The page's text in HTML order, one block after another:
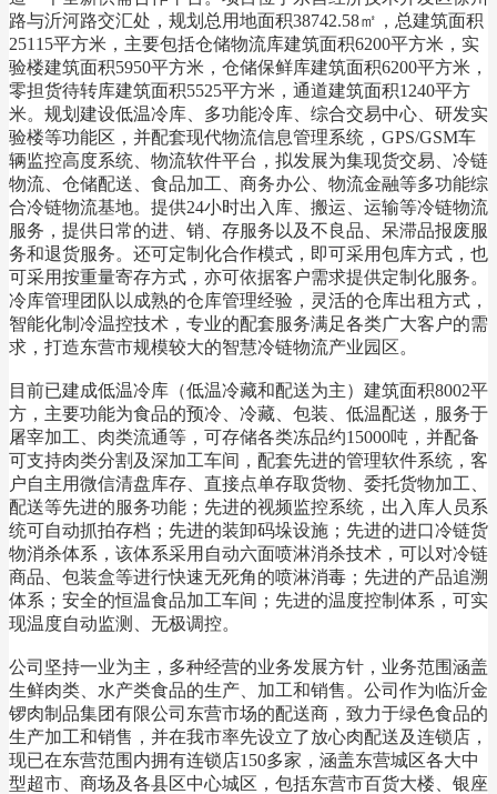
路与沂河路交汇处，规划总用地面积38742.58㎡，总建筑面积
25115平方米，主要包括仓储物流库建筑面积6200平方米，实
验楼建筑面积5950平方米，仓储保鲜库建筑面积6200平方米，
零担货待转库建筑面积5525平方米，通道建筑面积1240平方
米。规划建设低温冷库、多功能冷库、综合交易中心、研发实
验楼等功能区，并配套现代物流信息管理系统，GPS/GSM车
辆监控高度系统、物流软件平台，拟发展为集现货交易、冷链
物流、仓储配送、食品加工、商务办公、物流金融等多功能综
合冷链物流基地。提供24小时出入库、搬运、运输等冷链物流
服务，提供日常的进、销、存服务以及不良品、呆滞品报废服
务和退货服务。还可定制化合作模式，即可采用包库方式，也
可采用按重量寄存方式，亦可依据客户需求提供定制化服务。
冷库管理团队以成熟的仓库管理经验，灵活的仓库出租方式，
智能化制冷温控技术，专业的配套服务满足各类广大客户的需
求，打造东营市规模较大的智慧冷链物流产业园区。
目前已建成低温冷库（低温冷藏和配送为主）建筑面积8002平
方，主要功能为食品的预冷、冷藏、包装、低温配送，服务于
屠宰加工、肉类流通等，可存储各类冻品约15000吨，并配备
可支持肉类分割及深加工车间，配套先进的管理软件系统，客
户自主用微信清盘库存、直接点单存取货物、委托货物加工、
配送等先进的服务功能；先进的视频监控系统，出入库人员系
统可自动抓拍存档；先进的装卸码垛设施；先进的进口冷链货
物消杀体系，该体系采用自动六面喷淋消杀技术，可以对冷链
商品、包装盒等进行快速无死角的喷淋消毒；先进的产品追溯
体系；安全的恒温食品加工车间；先进的温度控制体系，可实
现温度自动监测、无极调控。
公司坚持一业为主，多种经营的业务发展方针，业务范围涵盖
生鲜肉类、水产类食品的生产、加工和销售。公司作为临沂金
锣肉制品集团有限公司东营市场的配送商，致力于绿色食品的
生产加工和销售，并在我市率先设立了放心肉配送及连锁店，
现已在东营范围内拥有连锁店150多家，涵盖东营城区各大中
型超市、商场及各县区中心城区，包括东营市百货大楼、银座